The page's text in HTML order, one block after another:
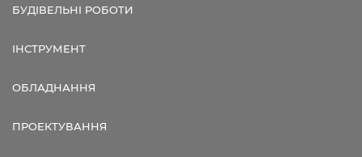
БУДІВЕЛЬНІ РОБОТИ
ІНСТРУМЕНТ
ОБЛАДНАННЯ
ПРОЕКТУВАННЯ